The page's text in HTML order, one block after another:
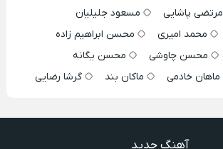
مرتضی پاشایی
مسعود جلیلیان
محمد امیری
محسن ابراهیم زاده
محسن چاوشی
محسن یگانه
ماهان خادمی ماکان بند گرشا رضایی
آهنگ جدید